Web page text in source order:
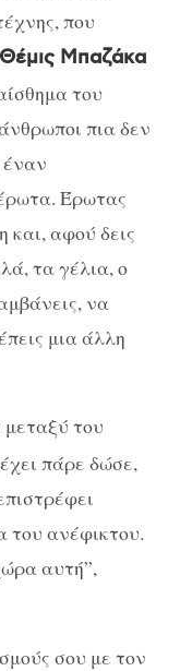
που
Θέμις Μπαζάκα
του
πια δεν
έναν
Έρωτας
και, αφού δεις
τα γέλια, ο
να
μια άλλη
μεταξύ του
πάρε δώσε,
του ανέφικτου.
αυτή”,
σου με τον